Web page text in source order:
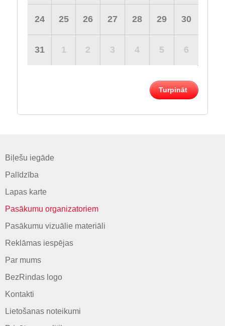
24 25 26 27 28 29 30
31 1 2 3 4 5 6
Turpināt
Biļešu iegāde
Palīdzība
Lapas karte
Pasākumu organizatoriem
Pasākumu vizuālie materiāli
Reklāmas iespējas
Par mums
BezRindas logo
Kontakti
Lietošanas noteikumi